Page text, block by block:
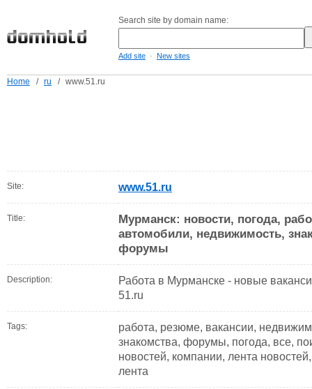
Search site by domain name:
Add site - New sites
Home / ru / www.51.ru
Site: www.51.ru
Title:
Мурманск: новости, погода,
автомобили, недвижимость,
форумы
Description:
Работа в Мурманске - новые
51.ru
Tags:
работа, резюме, вакансии,
знакомства, форумы, погода, все,
новостей, компании, лента
лента